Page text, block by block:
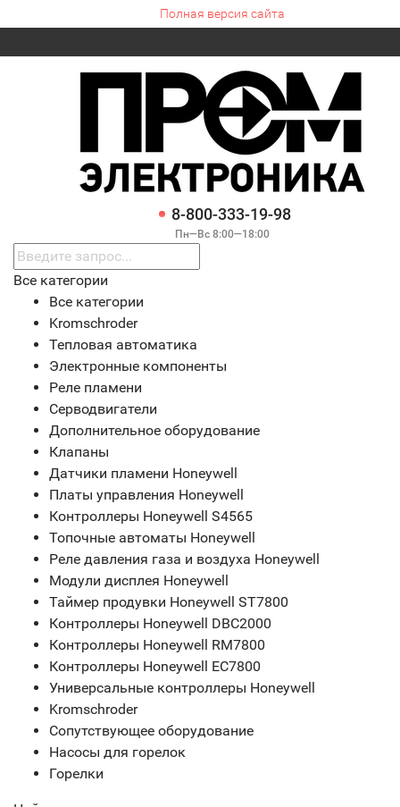
Полная версия сайта
8-800-333-19-98
Пн—Вс 8:00—18:00
Все категории
Все категории
Kromschroder
Тепловая автоматика
Электронные компоненты
Реле пламени
Серводвигатели
Дополнительное оборудование
Клапаны
Датчики пламени Honeywell
Платы управления Honeywell
Контроллеры Honeywell S4565
Топочные автоматы Honeywell
Реле давления газа и воздуха Honeywell
Модули дисплея Honeywell
Таймер продувки Honeywell ST7800
Контроллеры Honeywell DBC2000
Контроллеры Honeywell RM7800
Контроллеры Honeywell EC7800
Универсальные контроллеры Honeywell
Kromschroder
Сопутствующее оборудование
Насосы для горелок
Горелки